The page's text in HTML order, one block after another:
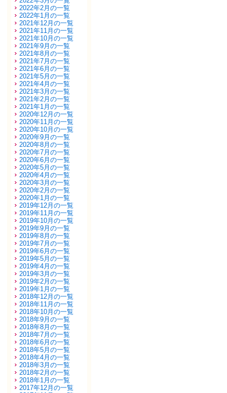
2022年2月の一覧
2022年1月の一覧
2021年12月の一覧
2021年11月の一覧
2021年10月の一覧
2021年9月の一覧
2021年8月の一覧
2021年7月の一覧
2021年6月の一覧
2021年5月の一覧
2021年4月の一覧
2021年3月の一覧
2021年2月の一覧
2021年1月の一覧
2020年12月の一覧
2020年11月の一覧
2020年10月の一覧
2020年9月の一覧
2020年8月の一覧
2020年7月の一覧
2020年6月の一覧
2020年5月の一覧
2020年4月の一覧
2020年3月の一覧
2020年2月の一覧
2020年1月の一覧
2019年12月の一覧
2019年11月の一覧
2019年10月の一覧
2019年9月の一覧
2019年8月の一覧
2019年7月の一覧
2019年6月の一覧
2019年5月の一覧
2019年4月の一覧
2019年3月の一覧
2019年2月の一覧
2019年1月の一覧
2018年12月の一覧
2018年11月の一覧
2018年10月の一覧
2018年9月の一覧
2018年8月の一覧
2018年7月の一覧
2018年6月の一覧
2018年5月の一覧
2018年4月の一覧
2018年3月の一覧
2018年2月の一覧
2018年1月の一覧
2017年12月の一覧